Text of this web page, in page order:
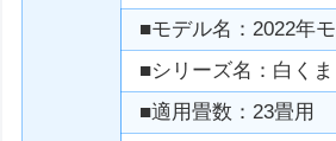
■モデル名：2022年
■シリーズ名：白く
■適用畳数：23畳用